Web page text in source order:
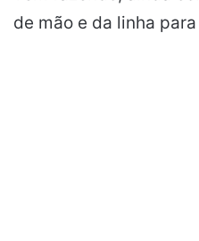
de mão e da linha